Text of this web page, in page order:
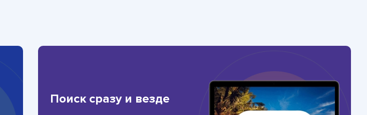
Поиск сразу и везде